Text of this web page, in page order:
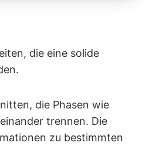
die eine solide
die Phasen wie
trennen. Die
zu bestimmten